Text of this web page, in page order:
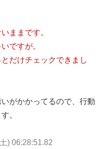
ままです。
ですが。
だけチェックできまし
がかかってるので、行動
。
) 06:28:51.82